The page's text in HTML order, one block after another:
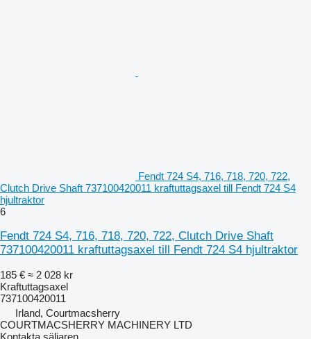
Fendt 724 S4, 716, 718, 720, 722,
Clutch Drive Shaft 737100420011 kraftuttagsaxel till Fendt 724 S4
hjultraktor
6
Fendt 724 S4, 716, 718, 720, 722, Clutch Drive Shaft
737100420011 kraftuttagsaxel till Fendt 724 S4 hjultraktor
185 € ≈ 2 028 kr
Kraftuttagsaxel
737100420011
Irland, Courtmacsherry
COURTMACSHERRY MACHINERY LTD